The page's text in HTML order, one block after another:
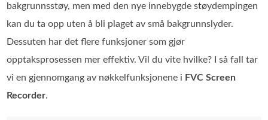
bakgrunnsstøy, men med den nye innebygde støydempingen
kan du ta opp uten å bli plaget av små bakgrunnslyder.
Dessuten har det flere funksjoner som gjør
opptaksprosessen mer effektiv. Vil du vite hvilke? I så fall tar
vi en gjennomgang av nøkkelfunksjonene i FVC Screen
Recorder.